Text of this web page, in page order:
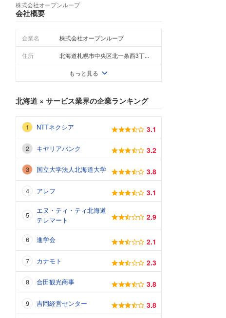
株式会社オープンループ
会社概要
企業名 株式会社オープンループ
住所 北海道札幌市中央区北一条西3丁...
もっと見る
北海道 × サービス業界の企業ランキング
NTTネクシア 3.1
キヤリアバンク 3.2
国立大学法人北海道大学 3.8
アレフ 3.1
エヌ・ティ・ティ北海道
テレマート
2.9
進学会 2.1
カナモト 2.3
合田観光商事 3.8
吉岡経営センター 3.8